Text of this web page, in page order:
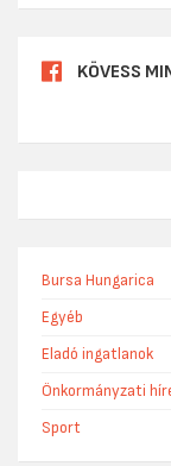
KÖVESS
Bursa Hungarica
Egyéb
Eladó ingatlanok
Önkormányzati
Sport